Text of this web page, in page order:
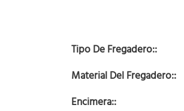
Tipo De Fregadero::
Material Del Fregadero::
Encimera::